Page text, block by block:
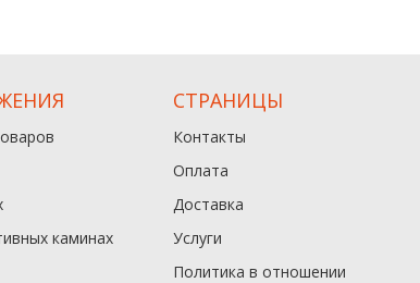
каминах
СТРАНИЦЫ
Контакты
Оплата
Доставка
Услуги
Политика в отношении